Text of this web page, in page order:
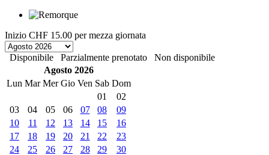
Inizio CHF 15.00 per mezza giornata
Disponibile Parzialmente prenotato
Non disponibile
Agosto 2026
Lun Mar Mer Gio Ven Sab Dom
01
02
03
04 05 06 07 08
09
10
11 12 13 14 15
16
17
18 19 20 21 22
23
24
25 26 27 28 29
30